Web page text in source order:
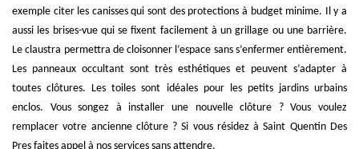
exemple citer les canisses qui sont des protections à budget minime. Il y a
aussi les brises-vue qui se fixent facilement à un grillage ou une barrière.
Le claustra permettra de cloisonner l’espace sans s’enfermer entièrement.
Les panneaux occultant sont très esthétiques et peuvent s’adapter à
toutes clôtures. Les toiles sont idéales pour les petits jardins urbains
enclos. Vous songez à installer une nouvelle clôture ? Vous voulez
remplacer votre ancienne clôture ? Si vous résidez à Saint Quentin Des
Pres faites appel à nos services sans attendre.